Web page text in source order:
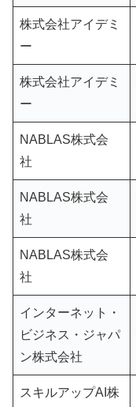
株式会社アイデミ
ー
株式会社アイデミ
ー
NABLAS株式会
社
NABLAS株式会
社
NABLAS株式会
社
インターネット・
ビジネス・ジャパ
ン株式会社
スキルアップAI株